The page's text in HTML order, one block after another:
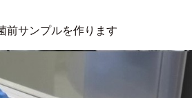
前サンプルを作ります